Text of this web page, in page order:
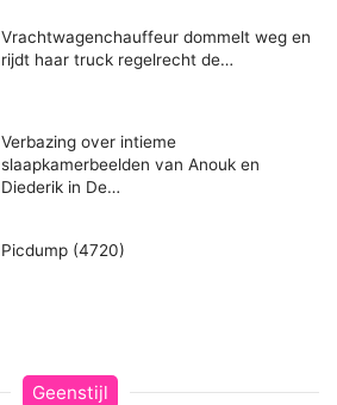
Vrachtwagenchauffeur dommelt weg en
rijdt haar truck regelrecht de…
Verbazing over intieme
slaapkamerbeelden van Anouk en
Diederik in De…
Picdump (4720)
Geenstijl